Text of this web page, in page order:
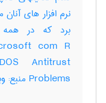
برد که در
Antitrust
Problems منبع: وبلاگ ایران زمین